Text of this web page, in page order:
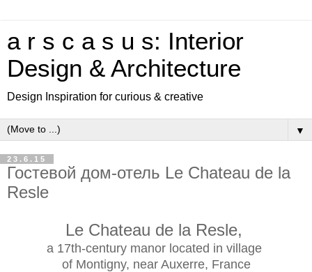
a r s c a s u s: Interior
Design & Architecture
Design Inspiration for curious & creative
▼
23.6.15
Гостевой дом-отель Le Chateau de la
Resle
Le Chateau de la Resle,
a 17th-century manor located in village
of Montigny, near Auxerre, France